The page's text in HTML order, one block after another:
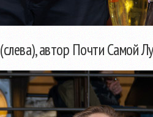
автор Почти